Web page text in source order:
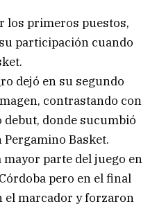
los primeros puestos,
participación cuando
dejó en su segundo
contrastando con
debut, donde sucumbió
Basket.
parte del juego en
pero en el final
marcador y forzaron